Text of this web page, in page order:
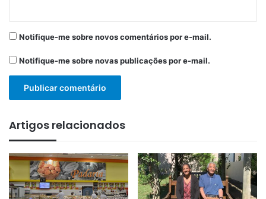
Notifique-me sobre novos comentários por e-mail.
Notifique-me sobre novas publicações por e-mail.
Artigos relacionados